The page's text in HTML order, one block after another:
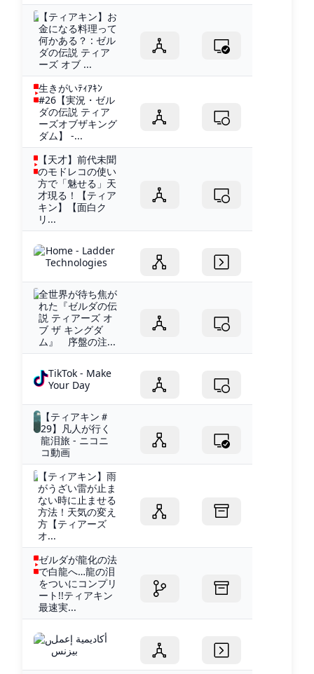
【ティアキン】お
金になる料理って
何かある？ : ゼル
ダの伝説 ティア
ーズ オブ ...
生きがいﾃｨｱｷﾝ
#26【実況・ゼル
ダの伝説 ティア
ーズオブザキング
ダム】 -...
【天才】前代未聞
のモドレコの使い
方で「魅せる」天
才現る！【ティア
キン】【面白ク
リ...
Home - Ladder
Technologies
全世界が待ち焦が
れた『ゼルダの伝
説 ティアーズ オ
ブ ザ キングダ
ム』 序盤の注...
TikTok - Make
Your Day
【ティアキン＃
29】凡人が行く
龍泪旅 - ニコニ
コ動画
【ティアキン】雨
がうざい雷が止ま
ない時に止ませる
方法！天気の変え
方【ティアーズ
オ...
ゼルダが龍化の法
で白龍へ…龍の泪
をついにコンプリ
ート!!ティアキン
最速実...
أكاديمية إعمل
بيزنس